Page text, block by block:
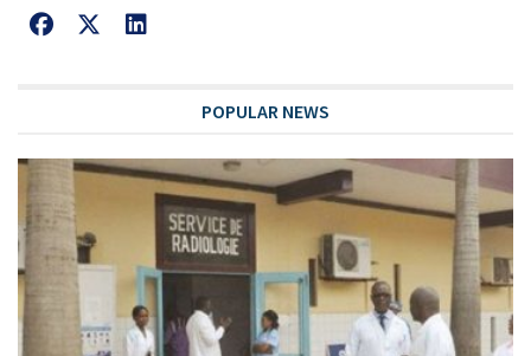
POPULAR NEWS